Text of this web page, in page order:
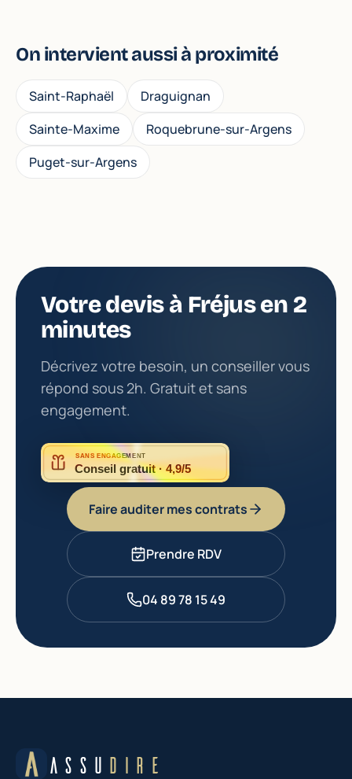
On intervient aussi à proximité
Saint-Raphaël
Draguignan
Sainte-Maxime
Roquebrune-sur-Argens
Puget-sur-Argens
Votre devis à Fréjus en 2
minutes
Décrivez votre besoin, un conseiller vous
répond sous 2h. Gratuit et sans
engagement.
SANS ENGAGEMENT
Conseil gratuit · 4,9/5
Faire auditer mes contrats
Prendre RDV
04 89 78 15 49
ASSU DIRE